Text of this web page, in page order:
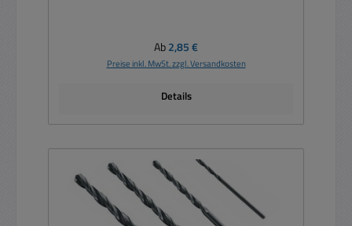
Regulärer Preis:
Ab2,85 €
Preise inkl. MwSt. zzgl. Versandkosten
Details